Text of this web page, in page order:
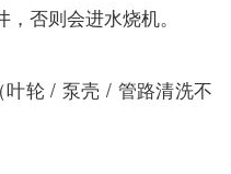
否则会进水烧机。
轮 / 泵壳 / 管路清洗不